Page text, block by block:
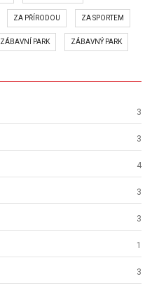
ZA PŘÍRODOU ZA SPORTEM
ZÁBAVNÍ PARK ZÁBAVNÝ PARK
3
3
4
3
3
1
3